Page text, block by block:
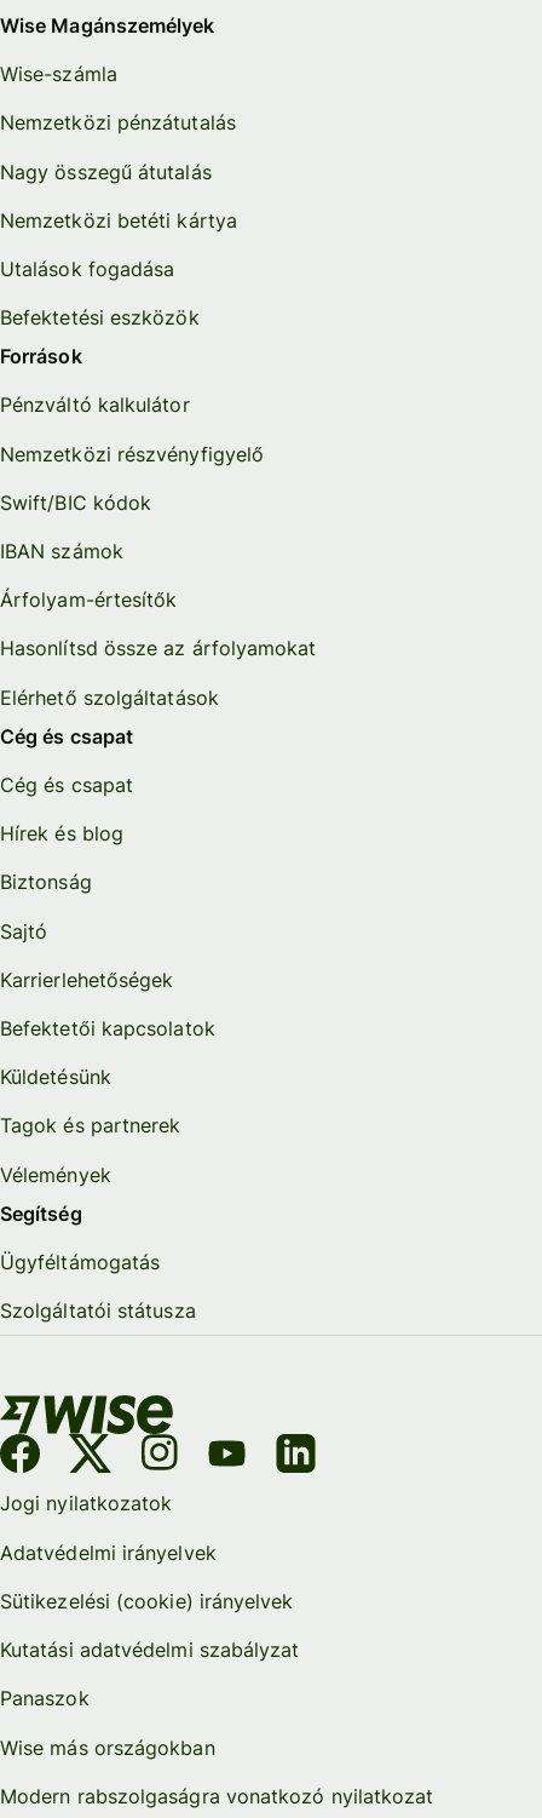
Wise Magánszemélyek
Wise-számla
Nemzetközi pénzátutalás
Nagy összegű átutalás
Nemzetközi betéti kártya
Utalások fogadása
Befektetési eszközök
Források
Pénzváltó kalkulátor
Nemzetközi részvényfigyelő
Swift/BIC kódok
IBAN számok
Árfolyam-értesítők
Hasonlítsd össze az árfolyamokat
Elérhető szolgáltatások
Cég és csapat
Cég és csapat
Hírek és blog
Biztonság
Sajtó
Karrierlehetőségek
Befektetői kapcsolatok
Küldetésünk
Tagok és partnerek
Vélemények
Segítség
Ügyféltámogatás
Szolgáltatói státusza
Jogi nyilatkozatok
Adatvédelmi irányelvek
Sütikezelési (cookie) irányelvek
Kutatási adatvédelmi szabályzat
Panaszok
Wise más országokban
Modern rabszolgaságra vonatkozó nyilatkozat